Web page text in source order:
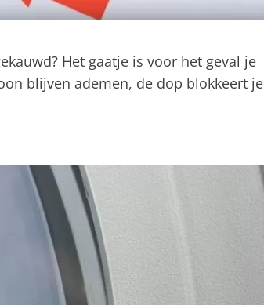
Het gaatje is voor het geval je
blijven ademen, de dop blokkeert je